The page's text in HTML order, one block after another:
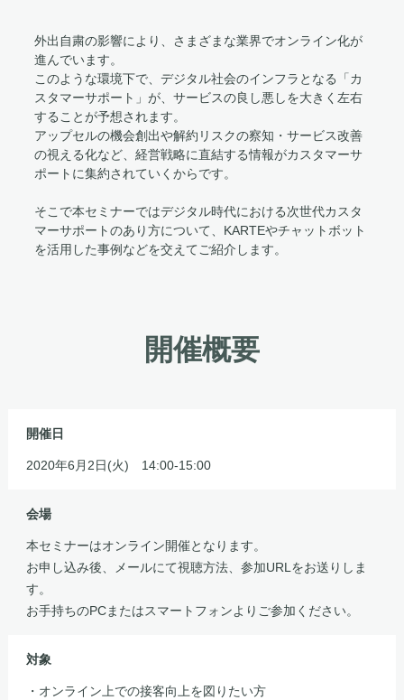
外出自粛の影響により、さまざまな業界でオンライン化が
進んでいます。
このような環境下で、デジタル社会のインフラとなる「カ
スタマーサポート」が、サービスの良し悪しを大きく左右
することが予想されます。
アップセルの機会創出や解約リスクの察知・サービス改善
の視える化など、経営戦略に直結する情報がカスタマーサ
ポートに集約されていくからです。
そこで本セミナーではデジタル時代における次世代カスタ
マーサポートのあり方について、KARTEやチャットボット
を活用した事例などを交えてご紹介します。
開催概要
開催日
2020年6月2日(火) 14:00-15:00
会場
本セミナーはオンライン開催となります。
お申し込み後、メールにて視聴方法、参加URLをお送りしま
す。
お手持ちのPCまたはスマートフォンよりご参加ください。
対象
・オンライン上での接客向上を図りたい方